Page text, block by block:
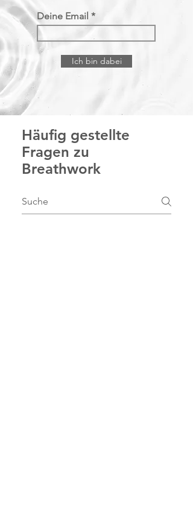
Deine Email
Ich bin dabei
Häufig gestellte
Fragen zu
Breathwork